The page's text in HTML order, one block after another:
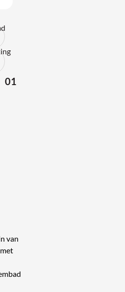
van
01